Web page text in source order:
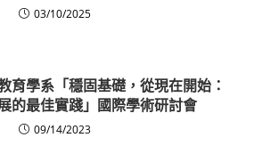
03/10/2025
育學系「穩固基礎，從現在開始：
的最佳實踐」國際學術研討會
09/14/2023